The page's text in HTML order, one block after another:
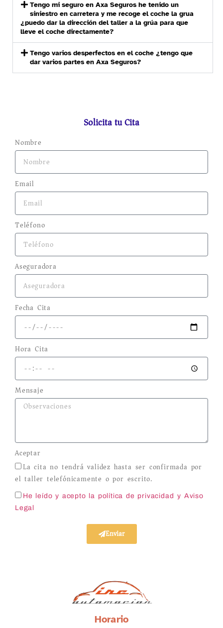
Tengo mi seguro en Axa Seguros he tenido un
siniestro en carretera y me recoge el coche la grua
¿puedo dar la dirección del taller a la grúa para que
lleve el coche directamente?
Tengo varios desperfectos en el coche ¿tengo que
dar varios partes en Axa Seguros?
Solicita tu Cita
Nombre
Email
Teléfono
Aseguradora
Fecha Cita
Hora Cita
Mensaje
Aceptar
La cita no tendrá validez hasta ser confirmada por
el taller telefónicamente o por escrito.
He leído y acepto la política de privacidad
y Aviso
Legal
Enviar
Horario